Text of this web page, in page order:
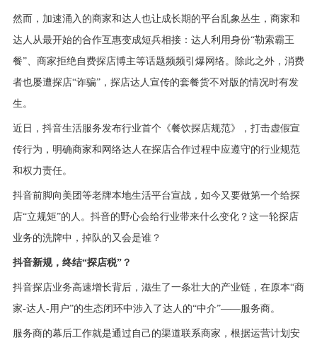
然而，加速涌入的商家和达人也让成长期的平台乱象丛生，商家和
达人从最开始的合作互惠变成短兵相接：达人利用身份“勒索霸王
餐”、商家拒绝自费探店博主等话题频频引爆网络。除此之外，消费
者也屡遭探店“诈骗”，探店达人宣传的套餐货不对版的情况时有发
生。
近日，抖音生活服务发布行业首个《餐饮探店规范》，打击虚假宣
传行为，明确商家和网络达人在探店合作过程中应遵守的行业规范
和权力责任。
抖音前脚向 美团等老牌本地生活平台宣战，如今又要做第一个给探
店“立规矩”的人。抖音的野心会给行业带来什么变化？这一轮探店
业务的洗牌中，掉队的又会是谁？
抖音新规，终结“探店税”？
抖音探店业务高速增长背后，滋生了一条壮大的产业链，在原本“商
家-达人-用户”的生态闭环中涉入了达人的“中介”——服务商。
服务商的幕后工作就是通过自己的渠道联系商家，根据运营计划安